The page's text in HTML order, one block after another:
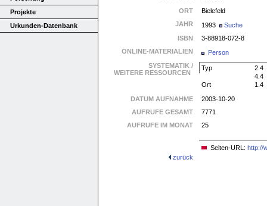
Projekte
Urkunden-Datenbank
ORT
Bielefeld
JAHR
1993
Suche
ISBN
3-88918-072-8
ONLINE-MATERIALIEN
Person
SYSTEMATIK /
WEITERE RESSOURCEN
Typ
2.4
4.4
Ort
1.4
DATUM AUFNAHME
2003-10-20
AUFRUFE GESAMT
7771
AUFRUFE IM MONAT
25
Seiten-URL: http://
zurück